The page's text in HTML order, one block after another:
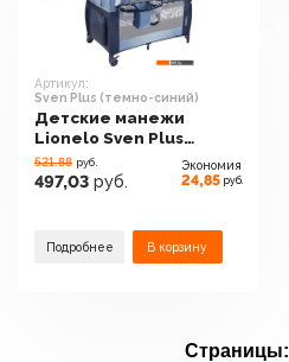
Артикул:
Sven Plus (темно-синий)
Детские манежи
Lionelo Sven Plus
(темно-синий)
521.88 руб.
497,03 руб.
Экономия
24,85 руб.
Подробнее В корзину
Страницы: